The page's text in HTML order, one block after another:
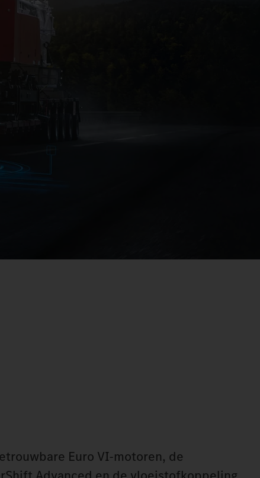
Euro VI‑motoren, de